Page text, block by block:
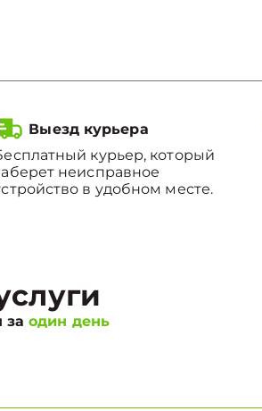
Выезд курьера
курьер, который
неисправное
в удобном месте.
заодин день